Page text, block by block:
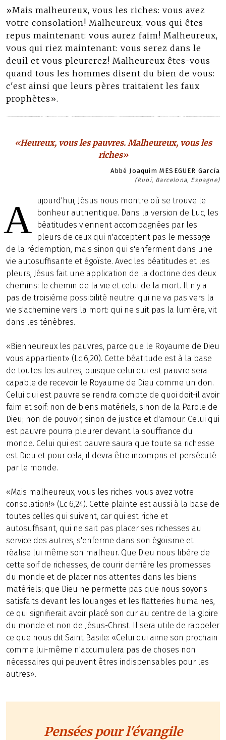
»Mais malheureux, vous les riches: vous avez
votre consolation! Malheureux, vous qui êtes
repus maintenant: vous aurez faim! Malheureux,
vous qui riez maintenant: vous serez dans le
deuil et vous pleurerez! Malheureux êtes-vous
quand tous les hommes disent du bien de vous:
c'est ainsi que leurs pères traitaient les faux
prophètes».
«Heureux, vous les pauvres. Malheureux, vous les
riches»
Abbé Joaquim MESEGUER García
(Rubí, Barcelona, Espagne)
A
ujourd'hui, Jésus nous montre où se trouve le
bonheur authentique. Dans la version de Luc, les
béatitudes viennent accompagnées par les
pleurs de ceux qui n'acceptent pas le message
de la rédemption, mais sinon qui s'enferment dans une
vie autosuffisante et égoïste. Avec les béatitudes et les
pleurs, Jésus fait une application de la doctrine des deux
chemins: le chemin de la vie et celui de la mort. Il n'y a
pas de troisième possibilité neutre: qui ne va pas vers la
vie s'achemine vers la mort: qui ne suit pas la lumière, vit
dans les ténèbres.
«Bienheureux les pauvres, parce que le Royaume de Dieu
vous appartient» (Lc 6,20). Cette béatitude est à la base
de toutes les autres, puisque celui qui est pauvre sera
capable de recevoir le Royaume de Dieu comme un don.
Celui qui est pauvre se rendra compte de quoi doit-il avoir
faim et soif: non de biens matériels, sinon de la Parole de
Dieu; non de pouvoir, sinon de justice et d'amour. Celui qui
est pauvre pourra pleurer devant la souffrance du
monde. Celui qui est pauvre saura que toute sa richesse
est Dieu et pour cela, il devra être incompris et persécuté
par le monde.
«Mais malheureux, vous les riches: vous avez votre
consolation!» (Lc 6,24). Cette plainte est aussi à la base de
toutes celles qui suivent, car qui est riche et
autosuffisant, qui ne sait pas placer ses richesses au
service des autres, s'enferme dans son égoïsme et
réalise lui même son malheur. Que Dieu nous libère de
cette soif de richesses, de courir derrière les promesses
du monde et de placer nos attentes dans les biens
matériels; que Dieu ne permette pas que nous soyons
satisfaits devant les louanges et les flatteries humaines,
ce qui signifierait avoir placé son cur au centre de la gloire
du monde et non de Jésus-Christ. Il sera utile de rappeler
ce que nous dit Saint Basile: «Celui qui aime son prochain
comme lui-même n'accumulera pas de choses non
nécessaires qui peuvent êtres indispensables pour les
autres».
Pensées pour l'évangile